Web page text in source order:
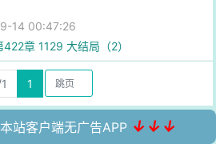
14 00:47:26
422章 1129 大结局（2）
1
站客户端无广告APP ↓↓↓